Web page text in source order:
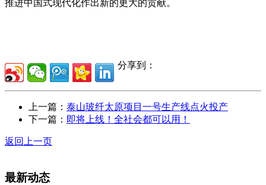
推进中国式现代化作出新的更大的贡献。
分享到：
上一篇： 泰山玻纤太原项目一号生产线点火投产
下一篇： 即将上线！全社会都可以用！
返回上一页
最新动态